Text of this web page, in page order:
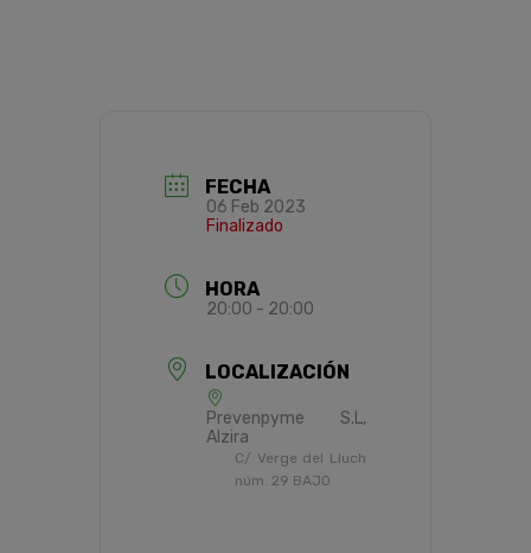
FECHA
06 Feb 2023
Finalizado
HORA
20:00 - 20:00
LOCALIZACIÓN
Prevenpyme S.L,
Alzira
C/ Verge del Lluch
núm. 29 BAJO